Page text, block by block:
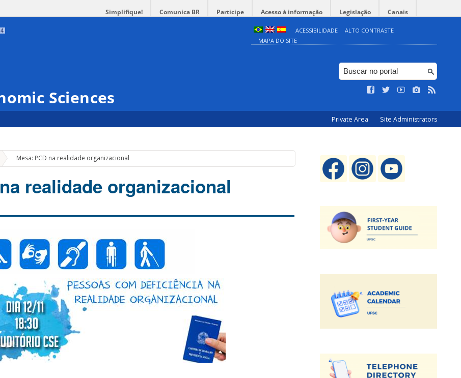
Simplifique! Comunica BR Participe Acesso à informação Legislação Canais
4 ACESSIBILIDADE
ALTO CONTRASTE
MAPA DO SITE
Sciences
Private Area Site Administrators
» Mesa: PCD na realidade organizacional
realidade organizacional